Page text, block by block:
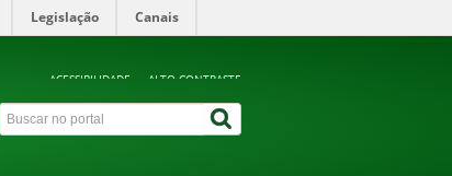
Legislação Canais
ACESSIBILIDADE ALTO CONTRASTE